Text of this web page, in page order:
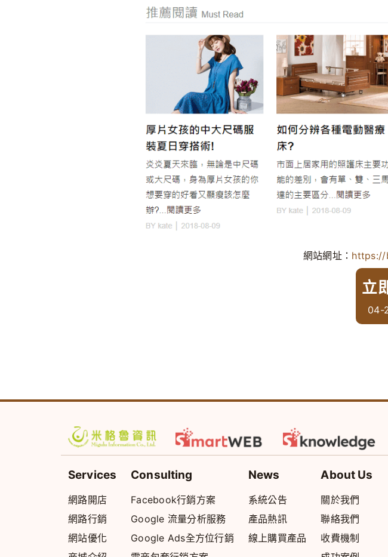
網站網址：
立
04-
Services
網路開店
網路行銷
網站優化
Consulting
Facebook行銷方案
Google 流量分析服務
Google Ads全方位行銷
News
系統公告
產品熱訊
線上購買產品
About Us
關於我們
聯絡我們
收費機制